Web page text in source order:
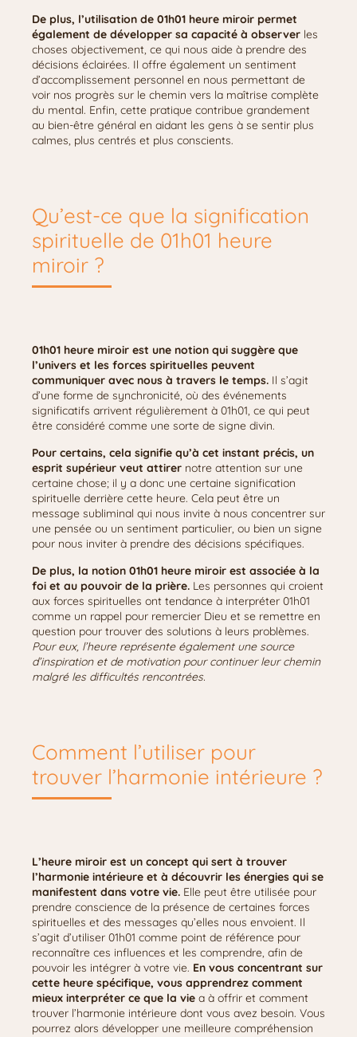
De plus, l’utilisation de 01h01 heure miroir permet
également de développer sa capacité à observer les
choses objectivement, ce qui nous aide à prendre des
décisions éclairées. Il offre également un sentiment
d’accomplissement personnel en nous permettant de
voir nos progrès sur le chemin vers la maîtrise complète
du mental. Enfin, cette pratique contribue grandement
au bien-être général en aidant les gens à se sentir plus
calmes, plus centrés et plus conscients.
Qu’est-ce que la signification
spirituelle de 01h01 heure
miroir ?
01h01 heure miroir est une notion qui suggère que
l’univers et les forces spirituelles peuvent
communiquer avec nous à travers le temps. Il s’agit
d’une forme de synchronicité, où des événements
significatifs arrivent régulièrement à 01h01, ce qui peut
être considéré comme une sorte de signe divin.
Pour certains, cela signifie qu’à cet instant précis, un
esprit supérieur veut attirer notre attention sur une
certaine chose; il y a donc une certaine signification
spirituelle derrière cette heure. Cela peut être un
message subliminal qui nous invite à nous concentrer sur
une pensée ou un sentiment particulier, ou bien un signe
pour nous inviter à prendre des décisions spécifiques.
De plus, la notion 01h01 heure miroir est associée à la
foi et au pouvoir de la prière. Les personnes qui croient
aux forces spirituelles ont tendance à interpréter 01h01
comme un rappel pour remercier Dieu et se remettre en
question pour trouver des solutions à leurs problèmes.
Pour eux, l’heure représente également une source
d’inspiration et de motivation pour continuer leur chemin
malgré les difficultés rencontrées.
Comment l’utiliser pour
trouver l’harmonie intérieure ?
L’heure miroir est un concept qui sert à trouver
l’harmonie intérieure et à découvrir les énergies qui se
manifestent dans votre vie. Elle peut être utilisée pour
prendre conscience de la présence de certaines forces
spirituelles et des messages qu’elles nous envoient. Il
s’agit d’utiliser 01h01 comme point de référence pour
reconnaître ces influences et les comprendre, afin de
pouvoir les intégrer à votre vie. En vous concentrant sur
cette heure spécifique, vous apprendrez comment
mieux interpréter ce que la vie a à offrir et comment
trouver l’harmonie intérieure dont vous avez besoin. Vous
pourrez alors développer une meilleure compréhension